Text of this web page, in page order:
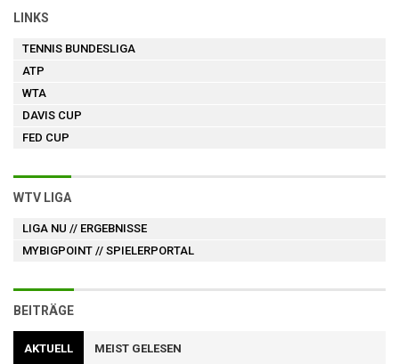
LINKS
TENNIS BUNDESLIGA
ATP
WTA
DAVIS CUP
FED CUP
WTV LIGA
LIGA NU // ERGEBNISSE
MYBIGPOINT // SPIELERPORTAL
BEITRÄGE
AKTUELL MEIST GELESEN